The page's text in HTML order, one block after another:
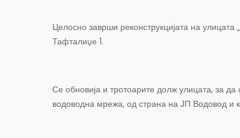
Целосно заврши реконструкцијата на улицата
Тафталиџе 1.
Се обновија и тротоарите долж улицата, за
водоводна мрежа, од страна на ЈП Водовод и